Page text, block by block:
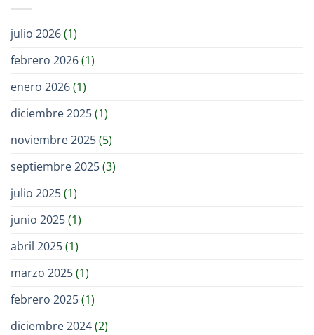
julio 2026(1)
febrero 2026(1)
enero 2026(1)
diciembre 2025(1)
noviembre 2025(5)
septiembre 2025(3)
julio 2025(1)
junio 2025(1)
abril 2025(1)
marzo 2025(1)
febrero 2025(1)
diciembre 2024(2)